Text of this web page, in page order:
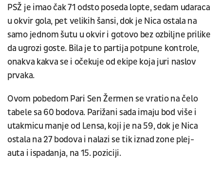
PSŽ je imao čak 71 odsto poseda lopte, sedam udaraca
u okvir gola, pet velikih šansi, dok je Nica ostala na
samo jednom šutu u okvir i gotovo bez ozbiljne prilike
da ugrozi goste. Bila je to partija potpune kontrole,
onakva kakva se i očekuje od ekipe koja juri naslov
prvaka.
Ovom pobedom Pari Sen Žermen se vratio na čelo
tabele sa 60 bodova. Parižani sada imaju bod više i
utakmicu manje od Lensa, koji je na 59, dok je Nica
ostala na 27 bodova i nalazi se tik iznad zone plej-
auta i ispadanja, na 15. poziciji.